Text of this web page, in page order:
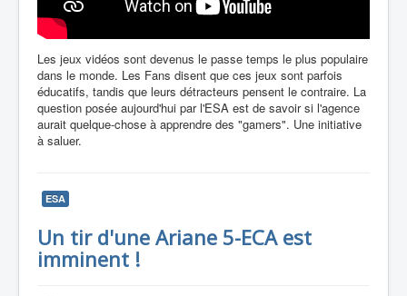
Les jeux vidéos sont devenus le passe temps le plus populaire
dans le monde. Les Fans disent que ces jeux sont parfois
éducatifs, tandis que leurs détracteurs pensent le contraire. La
question posée aujourd'hui par l'ESA est de savoir si l'agence
aurait quelque-chose à apprendre des "gamers". Une initiative
à saluer.
ESA
Un tir d'une Ariane 5-ECA est
imminent !